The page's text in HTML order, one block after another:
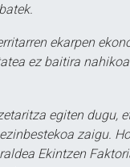
ekarpen
ez baitira
egiten dugu,
zaigu.
Ekintzen